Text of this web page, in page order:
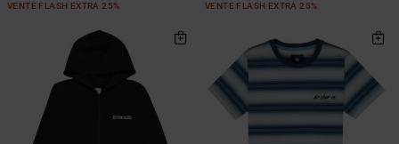
VENTE FLASH EXTRA 25% VENTE FLASH EXTRA 25%